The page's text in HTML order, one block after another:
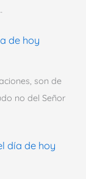
de hoy
son de
no del Señor
día de hoy